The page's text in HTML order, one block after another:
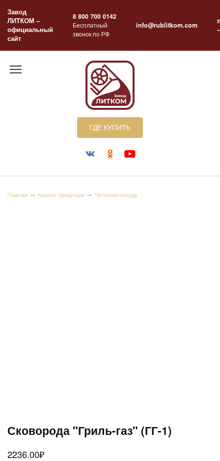
содержанию
Завод
ЛИТКОМ –
официальный
сайт
8 800 700 0142
Бесплатный
звонок по РФ
info@rublitkom.com
ГДЕ КУПИТЬ
Главная Каталог продукции Чугунная посуда
Сковорода "Гриль-газ" (ГГ-1)
2236.00₽